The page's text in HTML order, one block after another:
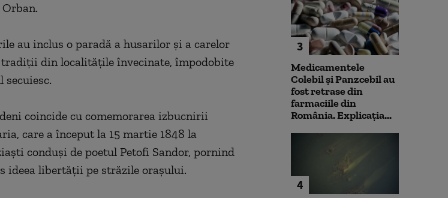
au inclus o paradă a husarilor şi a carelor
din localităţile învecinate, împodobite
coincide cu comemorarea izbucnirii
care a început la 15 martie 1848 la
conduşi de poetul Petofi Sandor, pornind
ideea libertăţii pe străzile oraşului.
3
Medicamentele
Colebil și Panzcebil au
fost retrase din
farmaciile din
România. Explicația...
4